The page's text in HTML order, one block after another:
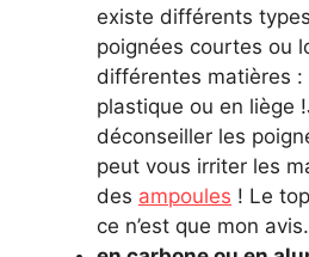
existe différents
poignées courtes ou
différentes matières :
plastique ou en liège
déconseiller les
peut vous irriter les
des ampoules ! Le
ce n’est que mon avis.